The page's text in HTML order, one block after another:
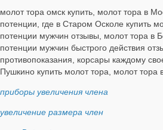
молот тора омск купить, молот тора в
потенции, где в Старом Осколе купить
потенции мужчин отзывы, молот тора в
потенции мужчин быстрого действия
противопоказания, корсары каждому
Пушкино купить молот тора, молот тора
приборы увеличения члена
увеличение размера член